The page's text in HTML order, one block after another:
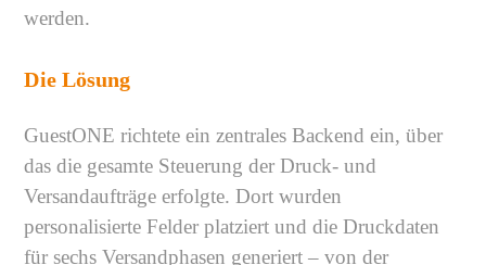
werden.
Die Lösung
GuestONE richtete ein zentrales Backend ein, über
das die gesamte Steuerung der Druck- und
Versandaufträge erfolgte. Dort wurden
personalisierte Felder platziert und die Druckdaten
für sechs Versandphasen generiert – von der